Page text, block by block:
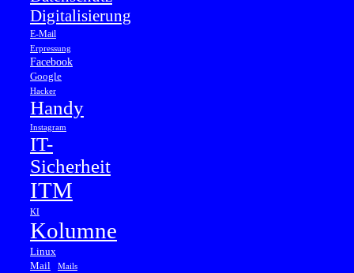
Digitalisierung
E-Mail
Erpressung
Facebook
Google
Hacker
Handy
Instagram
IT-
Sicherheit
ITM
KI
Kolumne
Linux
Mail
Mails